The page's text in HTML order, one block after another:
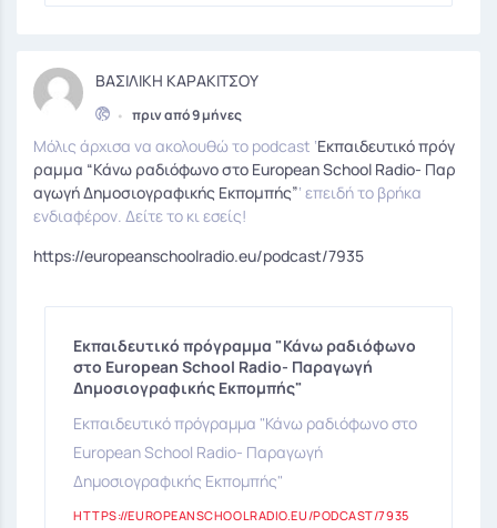
ΒΑΣΙΛΙΚΗ ΚΑΡΑΚΙΤΣΟΥ
• πριν από 9 μήνες
Μόλις άρχισα να ακολουθώ το podcast ‘Εκπαιδευτικό πρόγ
ραμμα “Κάνω ραδιόφωνο στο European School Radio- Παρ
αγωγή Δημοσιογραφικής Εκπομπής”‘ επειδή το βρήκα
ενδιαφέρον. Δείτε το κι εσείς!
https://europeanschoolradio.eu/podcast/7935
Εκπαιδευτικό πρόγραμμα "Κάνω ραδιόφωνο
στο European School Radio- Παραγωγή
Δημοσιογραφικής Εκπομπής"
Εκπαιδευτικό πρόγραμμα "Κάνω ραδιόφωνο στο
European School Radio- Παραγωγή
Δημοσιογραφικής Εκπομπής"
HTTPS://EUROPEANSCHOOLRADIO.EU/PODCAST/7935